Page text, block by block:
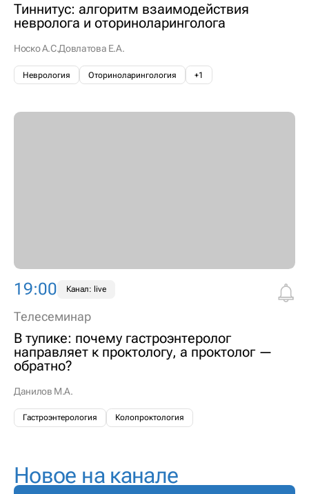
Тиннитус: алгоритм взаимодействия
невролога и оториноларинголога
Носко А.С.Довлатова Е.А.
Неврология Оториноларингология +1
19:00 Канал: live
Телесеминар
В тупике: почему гастроэнтеролог
направляет к проктологу, а проктолог —
обратно?
Данилов М.А.
Гастроэнтерология Колопроктология
Новое на канале